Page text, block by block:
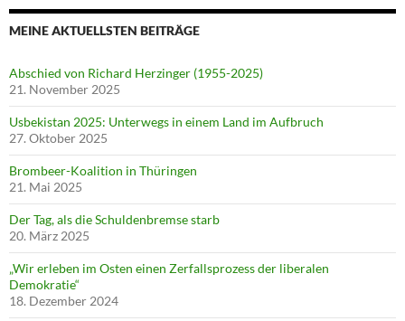
MEINE AKTUELLSTEN BEITRÄGE
Abschied von Richard Herzinger (1955-2025)
21. November 2025
Usbekistan 2025: Unterwegs in einem Land im Aufbruch
27. Oktober 2025
Brombeer-Koalition in Thüringen
21. Mai 2025
Der Tag, als die Schuldenbremse starb
20. März 2025
„Wir erleben im Osten einen Zerfallsprozess der liberalen
Demokratie“
18. Dezember 2024